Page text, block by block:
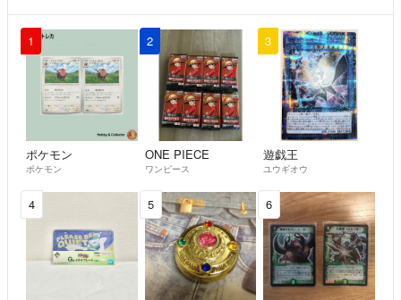
1
ポケモン
ポケモン
2
ONE PIECE
ワンピース
3
遊戯王
ユウギオウ
4 5 6